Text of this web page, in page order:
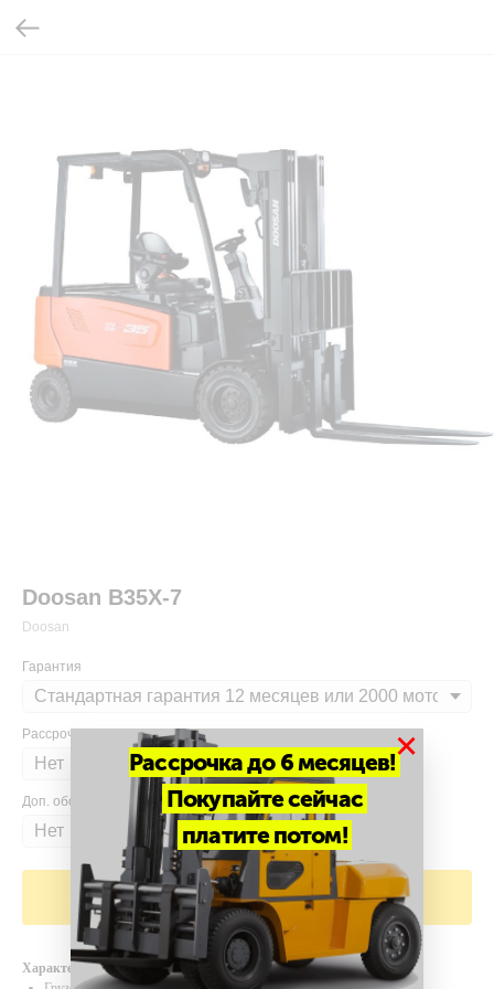
Doosan B35Х-7
Doosan
Гарантия
Рассрочка
Доп. оборудование
Добавить в корзину
Характеристики
Рассрочка до 6 месяцев!
Покупайте сейчас
платите потом!
×